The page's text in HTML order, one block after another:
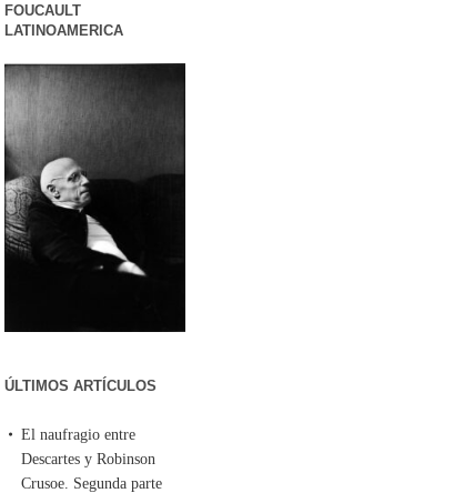
FOUCAULT
LATINOAMERICA
ÚLTIMOS ARTÍCULOS
El naufragio entre
Descartes y Robinson
Crusoe. Segunda parte